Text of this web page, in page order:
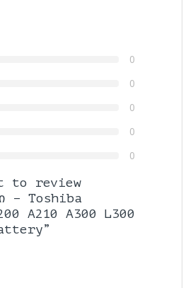
0
0
0
0
0
to review
– Toshiba
A210 A300 L300